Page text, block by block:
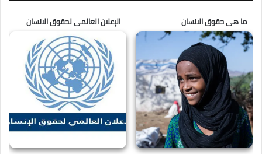
ما هى حقوق الانسان الإعلان العالمى لحقوق الانسان